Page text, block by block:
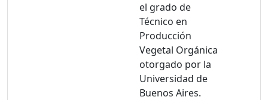
el grado de
Técnico en
Producción
Vegetal Orgánica
otorgado por la
Universidad de
Buenos Aires.